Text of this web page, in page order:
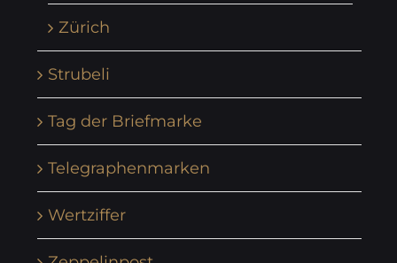
Zürich
Strubeli
Tag der Briefmarke
Telegraphenmarken
Wertziffer